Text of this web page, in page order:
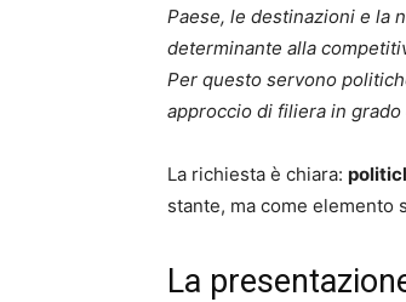
Paese, le destinazioni e la
determinante alla
Per questo servono
approccio di filiera in
La richiesta è chiara:
stante, ma come elemento
La